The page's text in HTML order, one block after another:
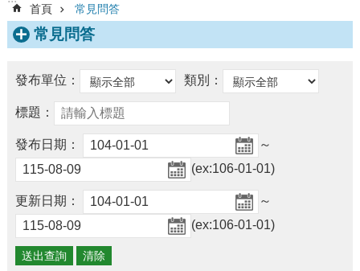
們
English
隱
權
資
訊
安
全
政
策
政
首頁 常見問答
常見問答
發布單位： 類別：
標題：
發布日期：
～
(ex:106-01-01)
更新日期：
～
(ex:106-01-01)